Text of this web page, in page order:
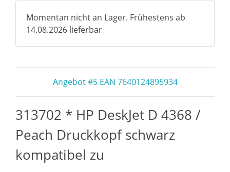
Momentan nicht an Lager. Frühestens ab
14.08.2026 lieferbar
Angebot #5 EAN 7640124895934
313702 * HP DeskJet D 4368 /
Peach Druckkopf schwarz
kompatibel zu